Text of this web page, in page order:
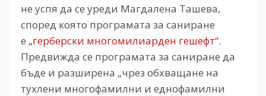
не успя да се уреди Магдалена Ташева,
според която програмата за саниране
е „герберски многомилиарден гешефт“.
Предвижда се програмата за саниране да
бъде и разширена „чрез обхващане на
тухлени многофамилни и еднофамилни